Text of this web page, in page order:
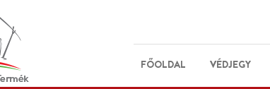
FŐOLDAL VÉDJEGY